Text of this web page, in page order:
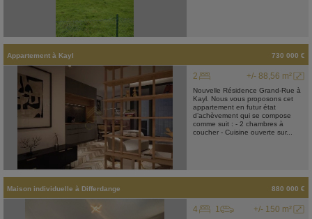
Appartement à Kayl 730 000 €
+/- 88,56 m²
2
Nouvelle Résidence Grand-Rue à
Kayl. Nous vous proposons cet
appartement en futur état
d’achèvement qui se compose
comme suit : - 2 chambres à
coucher - Cuisine ouverte sur...
Maison individuelle à Differdange 880 000 €
+/- 150 m²
4 1